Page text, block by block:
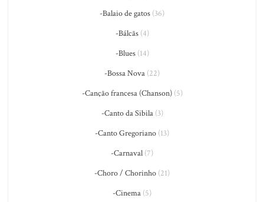
-Balaio de gatos (36)
-Bálcãs(4)
-Blues(14)
-Bossa Nova (22)
-Canção francesa (Chanson)(5)
-Canto da Sibila(3)
-Canto Gregoriano (13)
-Carnaval (7)
-Choro / Chorinho (21)
-Cinema (5)